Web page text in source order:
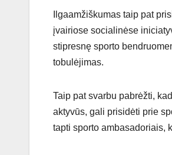
Ilgaamžiškumas taip pat
įvairiose socialinėse
stipresnę sporto
tobulėjimas.
Taip pat svarbu pabrėžti,
aktyvūs, gali prisidėti prie
tapti sporto ambasadoriais,